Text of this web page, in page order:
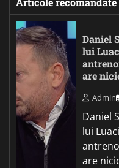
Daniel
lui
are
Admin
Daniel
lui
are